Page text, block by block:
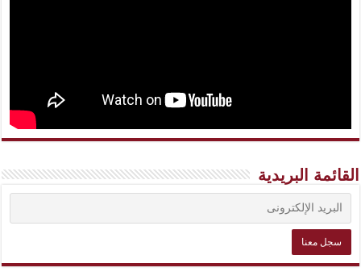
القائمة البريدية